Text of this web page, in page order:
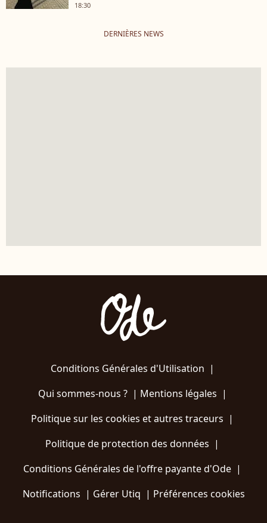
18:30
DERNIÈRES NEWS
Conditions Générales d'Utilisation |
Qui sommes-nous ?| Mentions légales |
Politique sur les cookies et autres traceurs |
Politique de protection des données |
Conditions Générales de l'offre payante d'Ode |
Notifications | Gérer Utiq | Préférences cookies